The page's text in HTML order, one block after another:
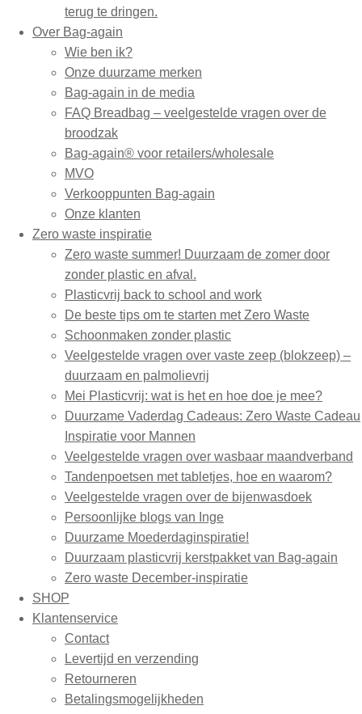
terug te dringen.
Over Bag-again
Wie ben ik?
Onze duurzame merken
Bag-again in de media
FAQ Breadbag – veelgestelde vragen over de
broodzak
Bag-again® voor retailers/wholesale
MVO
Verkooppunten Bag-again
Onze klanten
Zero waste inspiratie
Zero waste summer! Duurzaam de zomer door
zonder plastic en afval.
Plasticvrij back to school and work
De beste tips om te starten met Zero Waste
Schoonmaken zonder plastic
Veelgestelde vragen over vaste zeep (blokzeep) –
duurzaam en palmolievrij
Mei Plasticvrij: wat is het en hoe doe je mee?
Duurzame Vaderdag Cadeaus: Zero Waste Cadeau
Inspiratie voor Mannen
Veelgestelde vragen over wasbaar maandverband
Tandenpoetsen met tabletjes, hoe en waarom?
Veelgestelde vragen over de bijenwasdoek
Persoonlijke blogs van Inge
Duurzame Moederdaginspiratie!
Duurzaam plasticvrij kerstpakket van Bag-again
Zero waste December-inspiratie
SHOP
Klantenservice
Contact
Levertijd en verzending
Retourneren
Betalingsmogelijkheden